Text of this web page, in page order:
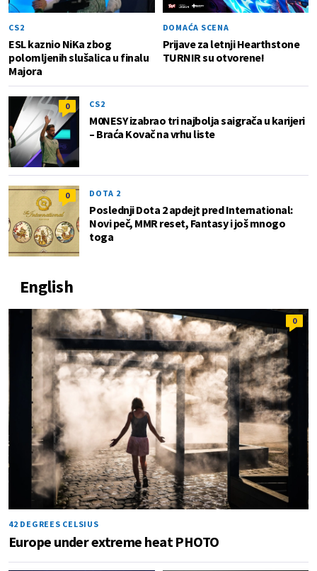
CS2
ESL kaznio NiKa zbog
polomljenih slušalica u finalu
Majora
DOMAĆA SCENA
Prijave za letnji Hearthstone
TURNIR su otvorene!
0 CS2
M0NESY izabrao tri najbolja saigrača u karijeri
– Braća Kovač na vrhu liste
0 DOTA 2
Poslednji Dota 2 apdejt pred International:
Novi peč, MMR reset, Fantasy i još mnogo
toga
English
0
42 DEGREES CELSIUS
Europe under extreme heat PHOTO